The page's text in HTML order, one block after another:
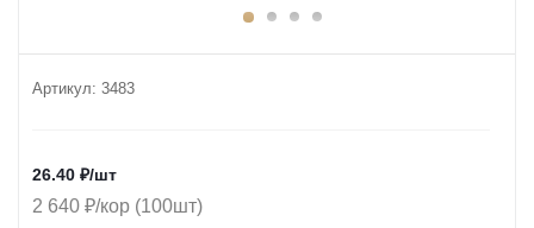
Артикул: 3483
26.40 ₽/шт
2 640 ₽/кор (100шт)